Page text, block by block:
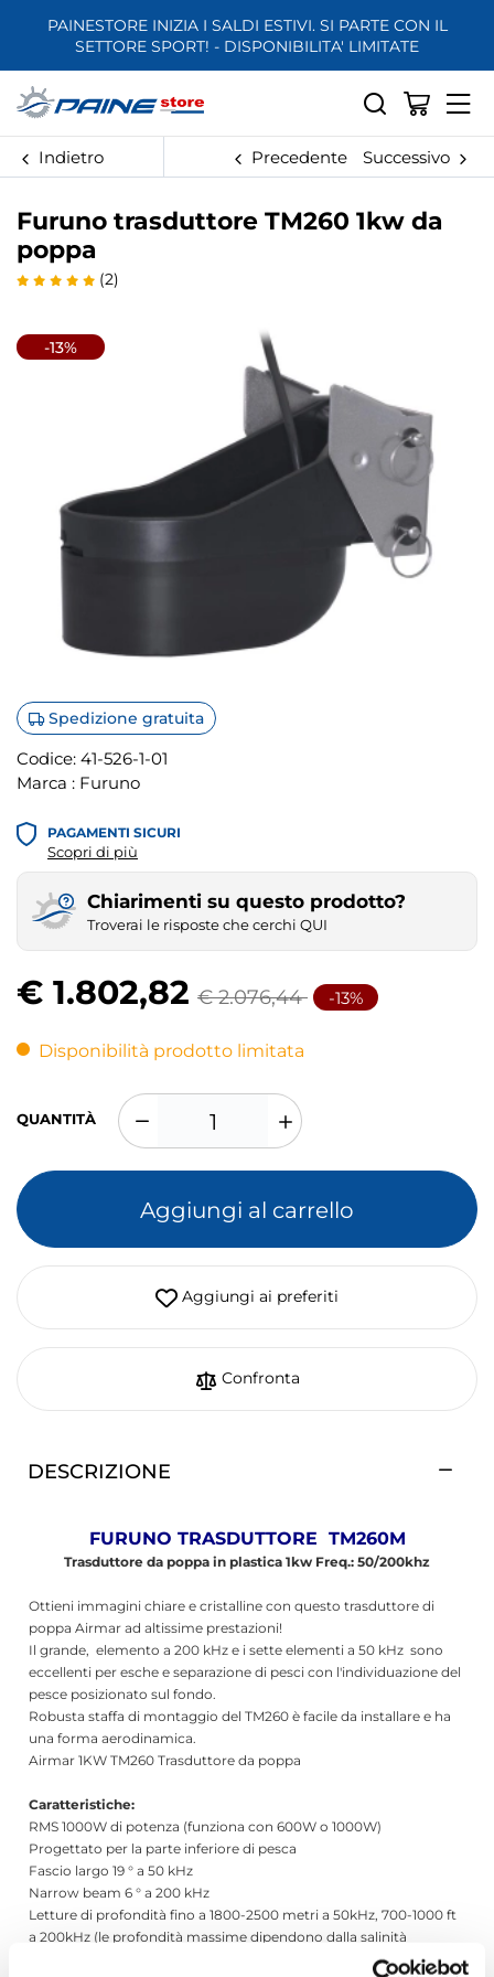
PAINESTORE INIZIA I SALDI ESTIVI. SI PARTE CON IL
SETTORE SPORT! - DISPONIBILITA' LIMITATE
Indietro Precedente Successivo
Furuno trasduttore TM260 1kw da
poppa
(2)
-13%
Spedizione gratuita
Codice: 41-526-1-01
Marca : Furuno
PAGAMENTI SICURI
Scopri di più
Chiarimenti su questo prodotto?
Troverai le risposte che cerchi QUI
€ 1.802,82 € 2.076,44 -13%
Disponibilità prodotto limitata
QUANTITÀ
Aggiungi al carrello
Aggiungi ai preferiti
Confronta
DESCRIZIONE
FURUNO TRASDUTTORE TM260M
Trasduttore da poppa in plastica 1kw Freq.: 50/200khz
Ottieni immagini chiare e cristalline con questo trasduttore di
poppa Airmar ad altissime prestazioni!
Il grande, elemento a 200 kHz e i sette elementi a 50 kHz sono
eccellenti per esche e separazione di pesci con l'individuazione del
pesce posizionato sul fondo.
Robusta staffa di montaggio del TM260 è facile da installare e ha
una forma aerodinamica.
Airmar 1KW TM260 Trasduttore da poppa
Caratteristiche:
RMS 1000W di potenza (funziona con 600W o 1000W)
Progettato per la parte inferiore di pesca
Fascio largo 19 ° a 50 kHz
Narrow beam 6 ° a 200 kHz
Letture di profondità fino a 1800-2500 metri a 50kHz, 700-1000 ft
a 200kHz (le profondità massime dipendono dalla salinità